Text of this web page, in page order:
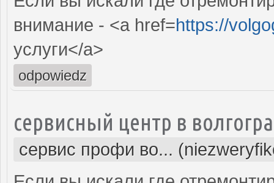
внимание - <a href=https://
услуги</a>
odpowiedz
сервисный центр в
сервис профи во...